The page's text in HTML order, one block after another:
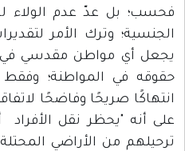
فحسب؛ بل عدّ عدم الولاء
الجنسية؛ وترك الأمر
يجعل أي مواطن مقدسي في
حقوقه في المواطنة؛ وفقط
انتهاكًا صريحًا وفاضحًا
على أنه "يحظر نقل
ترحيلهم من الأراضي